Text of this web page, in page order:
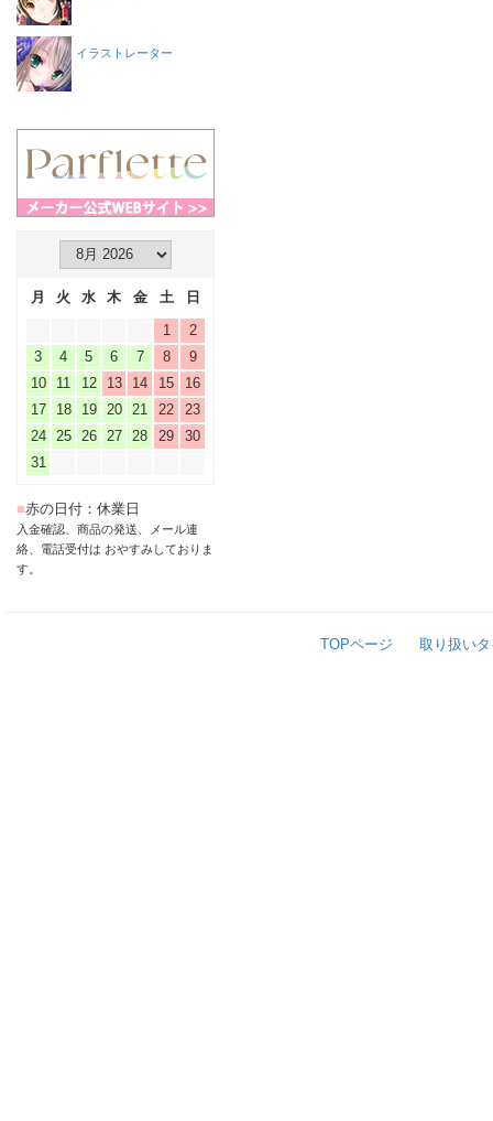
イラストレーター
月 火 水 木 金 土
日
1
2
3
4 5 6 7 8
9
10
11 12 13 14 15
16
17
18 19 20 21 22
23
24
25 26 27 28 29
30
31
■赤の日付：休業日
入金確認、商品の発送、メール連
絡、電話受付は おやすみしておりま
す。
TOPページ 取り扱い